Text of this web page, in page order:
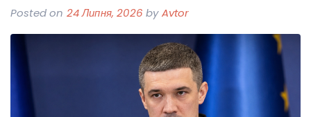
Posted on 24 Липня, 2026 byAvtor